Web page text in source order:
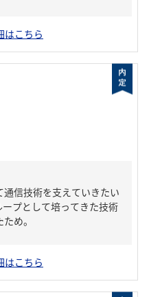
はこちら
信技術を支えていきたい
プとして培ってきた技術
め。
はこちら